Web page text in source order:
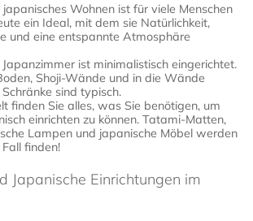
Wohnen ist für viele Menschen
ein Ideal, mit dem sie Natürlichkeit,
und eine entspannte Atmosphäre
ist minimalistisch eingerichtet.
Shoji-Wände und in die Wände
sind typisch.
finden Sie alles, was Sie benötigen, um
einrichten zu können. Tatami-Matten,
Lampen und japanische Möbel werden
finden!
Japanische Einrichtungen im